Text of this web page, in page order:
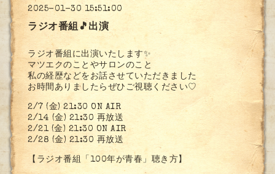
2025-01-30 15:51:00
ラジオ番組🎵出演
ラジオ番組に出演いたします✨
マツエクのことやサロンのこと
私の経歴などをお話させていただきました
お時間ありましたらぜひご視聴ください♡
2/7 (金) 21:30 ON AIR
2/14 (金) 21:30 再放送
2/21 (金) 21:30 ON AIR
2/28 (金) 21:30 再放送
【ラジオ番組「100年が青春」聴き方】